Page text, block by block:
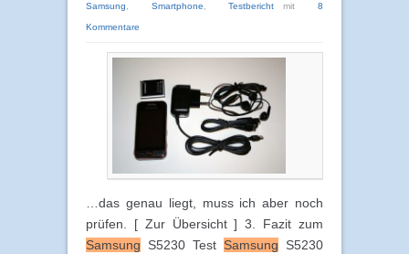
Samsung, Smartphone,Testbericht mit8
Kommentare
…das genau liegt, muss ich aber noch
prüfen. [ Zur Übersicht ] 3. Fazit zum
Samsung S5230 Test Samsung S5230